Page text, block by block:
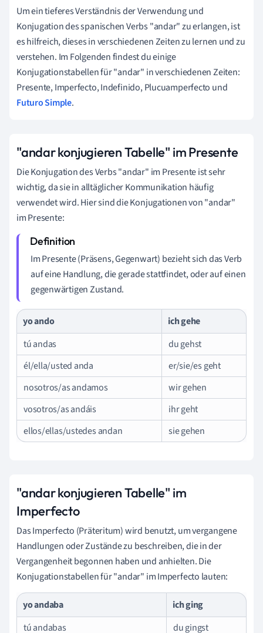
Um ein tieferes Verständnis der Verwendung und
Konjugation des spanischen Verbs "andar" zu erlangen, ist
es hilfreich, dieses in verschiedenen Zeiten zu lernen und zu
verstehen. Im Folgenden findest du einige
Konjugationstabellen für "andar" in verschiedenen Zeiten:
Presente, Imperfecto, Indefinido, Plucuamperfecto und
Futuro Simple.
"andar konjugieren Tabelle" im Presente
Die Konjugation des Verbs "andar" im Presente ist sehr
wichtig, da sie in alltäglicher Kommunikation häufig
verwendet wird. Hier sind die Konjugationen von "andar"
im Presente:
Im Presente (Präsens, Gegenwart) bezieht sich das Verb
auf eine Handlung, die gerade stattfindet, oder auf einen
gegenwärtigen Zustand.
yo ando
ich gehe
tú andas
du gehst
él/ella/usted anda
er/sie/es geht
nosotros/as andamos
wir gehen
vosotros/as andáis
ihr geht
ellos/ellas/ustedes andan
sie gehen
"andar konjugieren Tabelle" im
Imperfecto
Das Imperfecto (Präteritum) wird benutzt, um vergangene
Handlungen oder Zustände zu beschreiben, die in der
Vergangenheit begonnen haben und anhielten. Die
Konjugationstabellen für "andar" im Imperfecto lauten:
yo andaba
ich ging
tú andabas
du gingst